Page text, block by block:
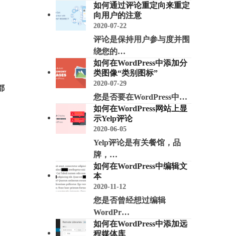
如何通过评论重定向来重定
向用户的注意
2020-07-22
评论是保持用户参与度并围
绕您的…
如何在WordPress中添加分
类图像“类别图标”
2020-07-29
您是否要在WordPress中…
如何在WordPress网站上显
示Yelp评论
2020-06-05
Yelp评论是有关餐馆，品
牌，…
如何在WordPress中编辑文
本
2020-11-12
您是否曾经想过编辑
WordPr…
如何在WordPress中添加远
程媒体库